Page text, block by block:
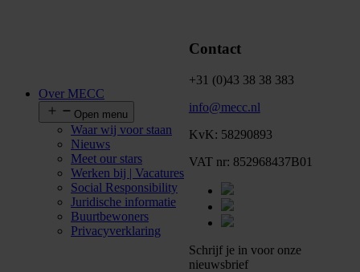
Over MECC
Open menu
Waar wij voor staan
Nieuws
Meet our stars
Werken bij | Vacatures
Social Responsibility
Juridische informatie
Buurtbewoners
Privacyverklaring
Contact
+31 (0)43 38 38 383
info@mecc.nl
KvK: 58290893
VAT nr: 852968437B01
Schrijf je in voor onze
nieuwsbrief